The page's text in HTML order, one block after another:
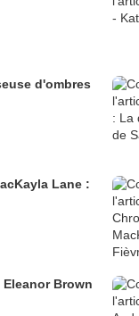
d'ombres
Lane :
Brown